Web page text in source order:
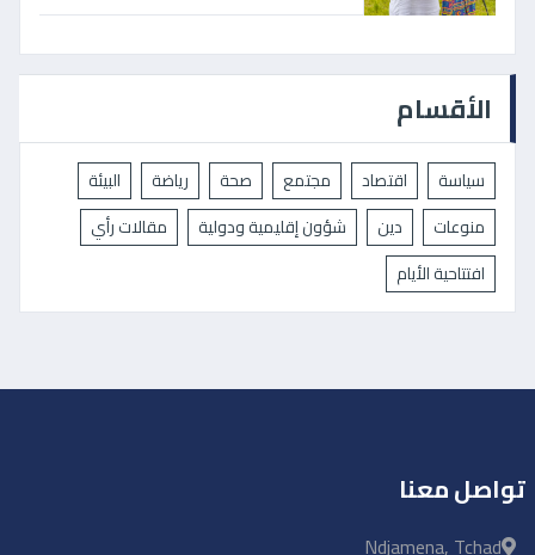
الأقسام
سياسة اقتصاد مجتمع صحة رياضة
البيئة
منوعات
دين شؤون إقليمية ودولية
مقالات رأي
افتتاحية الأيام
تواصل معنا
Ndjamena, Tchad